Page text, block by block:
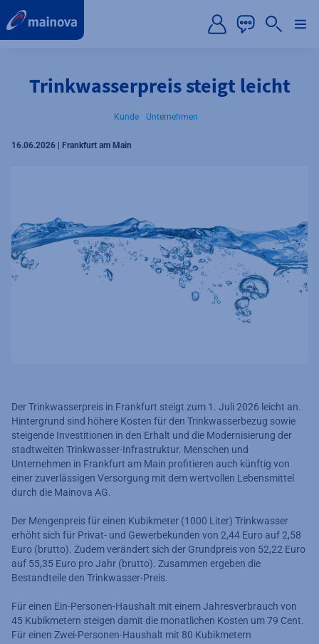
Trinkwasserpreis steigt leicht
Kunde Unternehmen
16.06.2026 | Frankfurt am Main
Der Trinkwasserpreis in Frankfurt steigt zum 1. Juli 2026 leicht an.
Hintergrund sind höhere Kosten für den Trinkwasserbezug sowie
steigende Investitionen in den Erhalt und die Modernisierung der
stadtweiten Trinkwasser-Infrastruktur. Menschen und
Unternehmen in Frankfurt am Main profitieren auch künftig von
einer zuverlässigen Versorgung mit dem wertvollen Lebensmittel
durch die Mainova AG.
Der Mengenpreis für einen Kubikmeter (1000 Liter) Trinkwasser
erhöht sich für Privat- und Gewerbekunden von 2,44 Euro auf 2,58
Euro (brutto). Zudem verändert sich der Grundpreis von 52,22 Euro
auf 55,35 Euro pro Jahr (brutto). Zusammen ergeben die
Bestandteile den Trinkwasser-Preis.
Für einen Ein-Personen-Haushalt mit einem Jahresverbrauch von
45 Kubikmetern steigen damit die monatlichen Kosten um 79 Cent.
Für einen Zwei-Personen-Haushalt mit 80 Kubikmetern